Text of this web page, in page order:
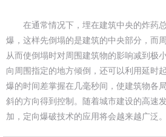
在通常情况下，埋在建筑中央的炸药
爆，这样先倒塌的是建筑的中央部分，而
从而使倒塌时对周围建筑物的影响减到极
向周围指定的地方倾倒，还可以利用延时
爆的时间差掌握在几毫秒间，使建筑物各
斜的方向得到控制。随着城市建设的高速
加，定向爆破技术的应用将会越来越广泛。